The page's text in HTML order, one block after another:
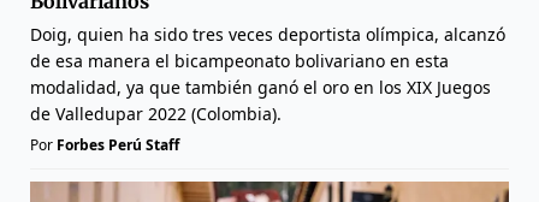
Doig, quien ha sido tres veces deportista olímpica, alcanzó
de esa manera el bicampeonato bolivariano en esta
modalidad, ya que también ganó el oro en los XIX Juegos
de Valledupar 2022 (Colombia).
Por Forbes Perú Staff